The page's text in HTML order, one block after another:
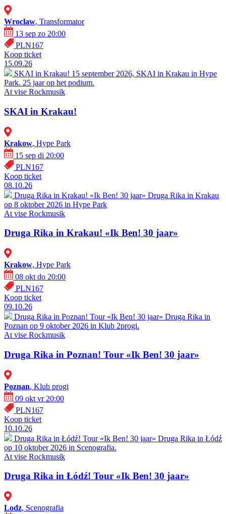
Wroclaw, Transformator
13 sep zo 20:00
PLN167
Koop ticket
15.09.26
SKAI in Krakau! 15 september 2026, SKAI in Krakau in Hype
Park. 25 jaar op het podium.
At vise Rockmusik
SKAI in Krakau!
Krakow, Hype Park
15 sep di 20:00
PLN167
Koop ticket
08.10.26
Druga Rika in Krakau! «Ik Ben! 30 jaar» Druga Rika in Krakau
op 8 oktober 2026 in Hype Park
At vise Rockmusik
Druga Rika in Krakau! «Ik Ben! 30 jaar»
Krakow, Hype Park
08 okt do 20:00
PLN167
Koop ticket
09.10.26
Druga Rika in Poznan! Tour «Ik Ben! 30 jaar» Druga Rika in
Poznan op 9 oktober 2026 in Klub 2progi.
At vise Rockmusik
Druga Rika in Poznan! Tour «Ik Ben! 30 jaar»
Poznan, Klub progi
09 okt vr 20:00
PLN167
Koop ticket
10.10.26
Druga Rika in Łódź! Tour «Ik Ben! 30 jaar» Druga Rika in Łódź
op 10 oktober 2026 in Scenografia.
At vise Rockmusik
Druga Rika in Łódź! Tour «Ik Ben! 30 jaar»
Lodz, Scenografia